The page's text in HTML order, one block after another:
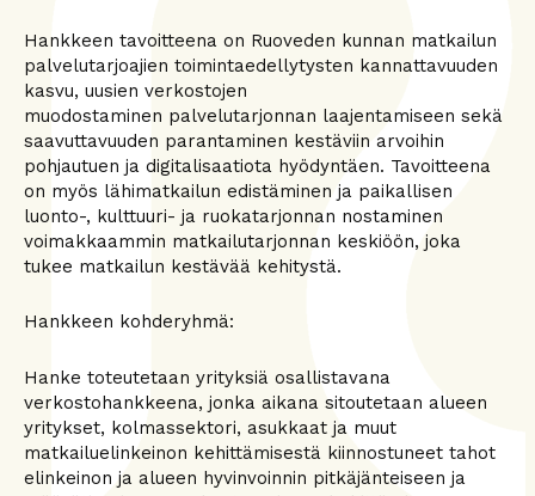
Hankkeen tavoitteena on Ruoveden kunnan matkailun
palvelutarjoajien toimintaedellytysten kannattavuuden
kasvu, uusien verkostojen
muodostaminen palvelutarjonnan laajentamiseen sekä
saavuttavuuden parantaminen kestäviin arvoihin
pohjautuen ja digitalisaatiota hyödyntäen. Tavoitteena
on myös lähimatkailun edistäminen ja paikallisen
luonto-, kulttuuri- ja ruokatarjonnan nostaminen
voimakkaammin matkailutarjonnan keskiöön, joka
tukee matkailun kestävää kehitystä.
Hankkeen kohderyhmä:
Hanke toteutetaan yrityksiä osallistavana
verkostohankkeena, jonka aikana sitoutetaan alueen
yritykset, kolmassektori, asukkaat ja muut
matkailuelinkeinon kehittämisestä kiinnostuneet tahot
elinkeinon ja alueen hyvinvoinnin pitkäjänteiseen ja